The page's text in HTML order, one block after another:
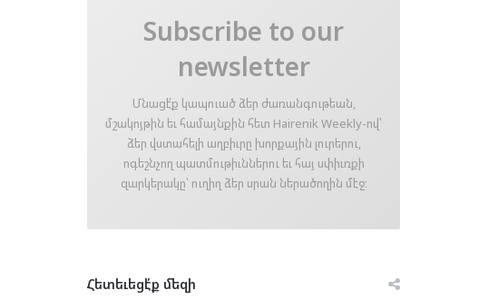
Subscribe to our
newsletter
Մնացէ՛ք կապուած ձեր ժառանգութեան,
մշակոյթին եւ համայնքին հետ Hairenik Weekly-ով՝
ձեր վստահելի աղբիւրը խորքային լուրերու,
ոգեշնչող պատմութիւններու եւ հայ սփիւռքի
զարկերակը՝ ուղիղ ձեր սրան ներածողին մէջ։
Հետեւեցէ՛ք մեզի